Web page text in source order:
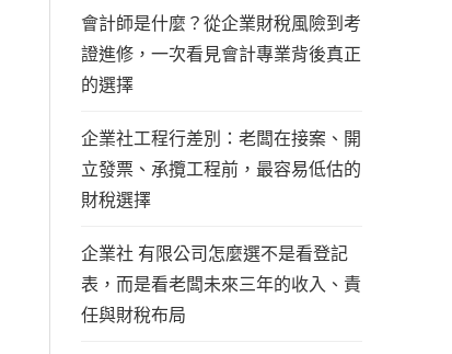
會計師是什麼？從企業財稅風險到考
證進修，一次看見會計專業背後真正
的選擇
企業社工程行差別：老闆在接案、開
立發票、承攬工程前，最容易低估的
財稅選擇
企業社 有限公司怎麼選不是看登記
表，而是看老闆未來三年的收入、責
任與財稅布局